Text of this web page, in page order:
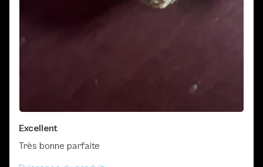
Excellent
Très bonne parfaite